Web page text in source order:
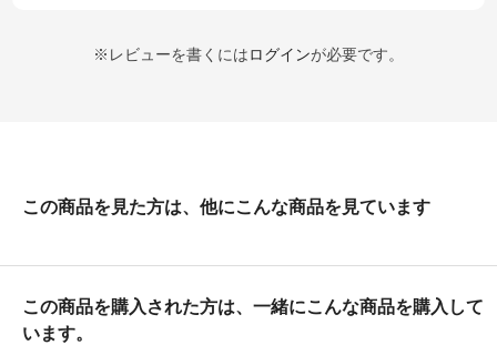
※レビューを書くにはログインが必要です。
この商品を見た方は、他にこんな商品を見ています
この商品を購入された方は、一緒にこんな商品を購入して
います。